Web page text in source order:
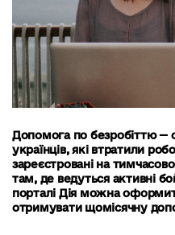
Допомога по безробіттю—
українців, які втратили
зареєстровані на
там, де ведуться активні
порталі Дія можна
отримувати щомісячну